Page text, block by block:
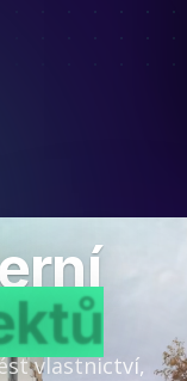
vlastnictví,